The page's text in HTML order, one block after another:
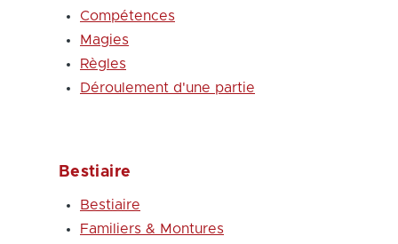
Compétences
Magies
Règles
Déroulement d'une partie
Bestiaire
Bestiaire
Familiers & Montures